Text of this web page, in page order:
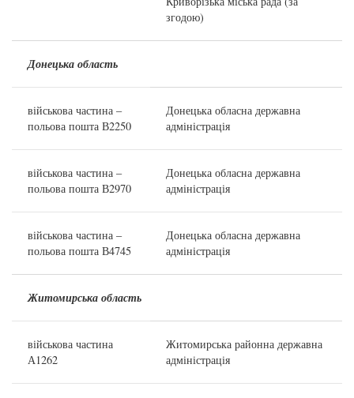
згодою)
Донецька область
військова частина –
польова пошта В2250
Донецька обласна державна
адміністрація
військова частина –
польова пошта В2970
Донецька обласна державна
адміністрація
військова частина –
польова пошта В4745
Донецька обласна державна
адміністрація
Житомирська область
військова частина
А1262
Житомирська районна державна
адміністрація